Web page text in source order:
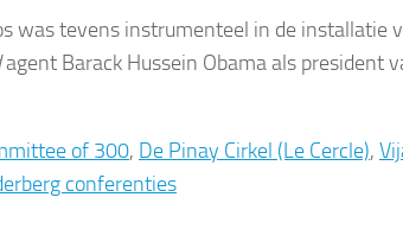
was tevens instrumenteel in de installatie
agent Barack Hussein Obama als president
of 300, De Pinay Cirkel (Le Cercle),
conferenties